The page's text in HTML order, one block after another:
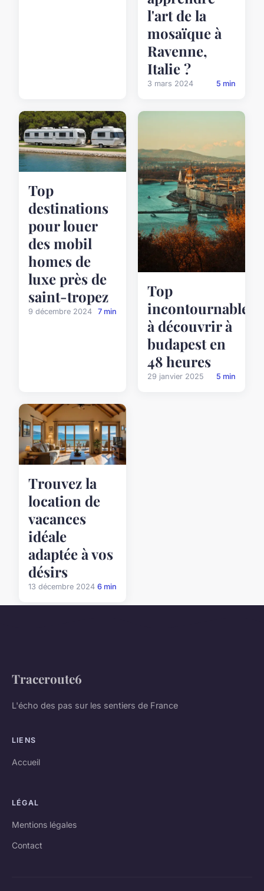
l'art de la
mosaïque à
Ravenne,
Italie ?
3 mars 2024 5 min
Top
destinations
pour louer
des mobil
homes de
luxe près de
saint-tropez
9 décembre 2024 7 min
Top
incontournables
à découvrir à
budapest en
48 heures
29 janvier 2025 5 min
Trouvez la
location de
vacances
idéale
adaptée à vos
désirs
13 décembre 2024 6 min
Traceroute6
L'écho des pas sur les sentiers de France
LIENS
Accueil
LÉGAL
Mentions légales
Contact